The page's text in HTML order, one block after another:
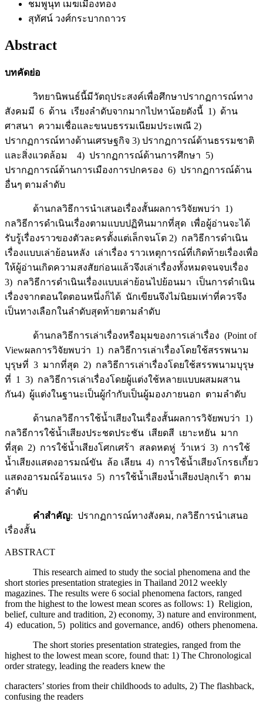
ชมพูนุท เมฆเมืองทอง
สุทัศน์ วงศ์กระบากถาวร
Abstract
บทคัดย่อ
วิทยานิพนธ์นี้มีวัตถุประสงค์เพื่อศึกษาปรากฏการณ์ทาง
สังคมมี 6 ด้าน เรียงลำดับจากมากไปหาน้อยดังนี้ 1) ด้าน
ศาสนา ความเชื่อและขนบธรรมเนียมประเพณี 2)
ปรากฏการณ์ทางด้านเศรษฐกิจ 3) ปรากฏการณ์ด้านธรรมชาติ
และสิ่งแวดล้อม 4) ปรากฏการณ์ด้านการศึกษา 5)
ปรากฏการณ์ด้านการเมืองการปกครอง 6) ปรากฏการณ์ด้าน
อื่นๆ ตามลำดับ
ด้านกลวิธีการนำเสนอเรื่องสั้นผลการวิจัยพบว่า 1)
กลวิธีการดำเนินเรื่องตามแบบปฏิทินมากที่สุด เพื่อผู้อ่านจะได้
รับรู้เรื่องราวของตัวละครตั้งแต่เล็กจนโต 2) กลวิธีการดำเนิน
เรื่องแบบเล่าย้อนหลัง เล่าเรื่อง ราวเหตุการณ์ที่เกิดท้ายเรื่องเพื่อ
ให้ผู้อ่านเกิดความสงสัยก่อนแล้วจึงเล่าเรื่องทั้งหมดจนจบเรื่อง
3) กลวิธีการดำเนินเรื่องแบบเล่าย้อนไปย้อนมา เป็นการดำเนิน
เรื่องจากตอนใดตอนหนึ่งก็ได้ นักเขียนจึงไม่นิยมเท่าที่ควรจึง
เป็นทางเลือกในลำดับสุดท้ายตามลำดับ
ด้านกลวิธีการเล่าเรื่องหรือมุมของการเล่าเรื่อง (Point of
Viewผลการวิจัยพบว่า 1) กลวิธีการเล่าเรื่องโดยใช้สรรพนาม
บุรุษที่ 3 มากที่สุด 2) กลวิธีการเล่าเรื่องโดยใช้สรรพนามบุรุษ
ที่ 1 3) กลวิธีการเล่าเรื่องโดยผู้แต่งใช้หลายแบบผสมผสาน
กัน4) ผู้แต่งในฐานะเป็นผู้กำกับเป็นผู้มองภายนอก ตามลำดับ
ด้านกลวิธีการใช้น้ำเสียงในเรื่องสั้นผลการวิจัยพบว่า 1)
กลวิธีการใช้น้ำเสียงประชดประชัน เสียดสี เยาะหยัน มาก
ที่สุด 2) การใช้น้ำเสียงโศกเศร้า สลดหดหู่ ว้าเหว่ 3) การใช้
น้ำเสียงแสดงอารมณ์ขัน ล้อ เลียน 4) การใช้น้ำเสียงโกรธเกี้ยว
แสดงอารมณ์ร้อนแรง 5) การใช้น้ำเสียงน้ำเสียงปลุกเร้า ตาม
ลำดับ
คำสำคัญ: ปรากฏการณ์ทางสังคม, กลวิธีการนำเสนอ
เรื่องสั้น
ABSTRACT
This research aimed to study the social phenomena and the
short stories presentation strategies in Thailand 2012 weekly
magazines. The results were 6 social phenomena factors, ranged
from the highest to the lowest mean scores as follows: 1) Religion,
belief, culture and tradition, 2) economy, 3) nature and environment,
4) education, 5) politics and governance, and6) others phenomena.
The short stories presentation strategies, ranged from the
highest to the lowest mean score, found that: 1) The Chronological
order strategy, leading the readers knew the
characters’ stories from their childhoods to adults, 2) The flashback,
confusing the readers